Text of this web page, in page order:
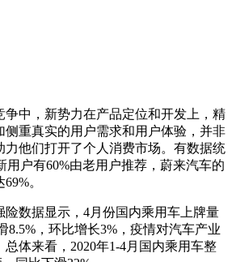
争中，新势力在产品定位和开发上，精
侧重真实的用户需求和用户体验，并非
力他们打开了个人消费市场。有数据统
用户有60%由老用户推荐，蔚来汽车的
。
险数据显示，4月份国内乘用车上牌量
8.5%，环比增长3%，疫情对汽车产业
体来看，2020年1-4月国内乘用车整